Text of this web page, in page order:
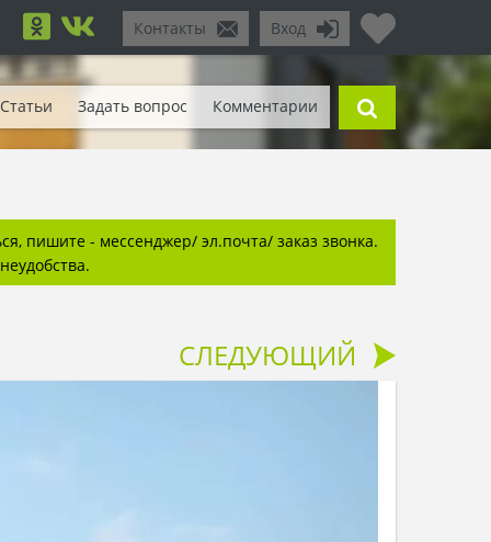
Вход
Контакты
Статьи Задать вопрос Комментарии
пишите - мессенджер/ эл.почта/ заказ звонка.
СЛЕДУЮЩИЙ